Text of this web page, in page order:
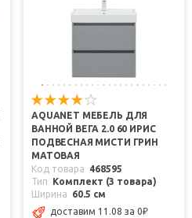
AQUANET МЕБЕЛЬ ДЛЯ
ВАННОЙ ВЕГА 2.0 60 ИРИС
ПОДВЕСНАЯ МИСТИ ГРИН
МАТОВАЯ
Код товара
468595
Тип
Комплект (3 товара)
Ширина
60.5 см
доставим 11.08 за 0₽